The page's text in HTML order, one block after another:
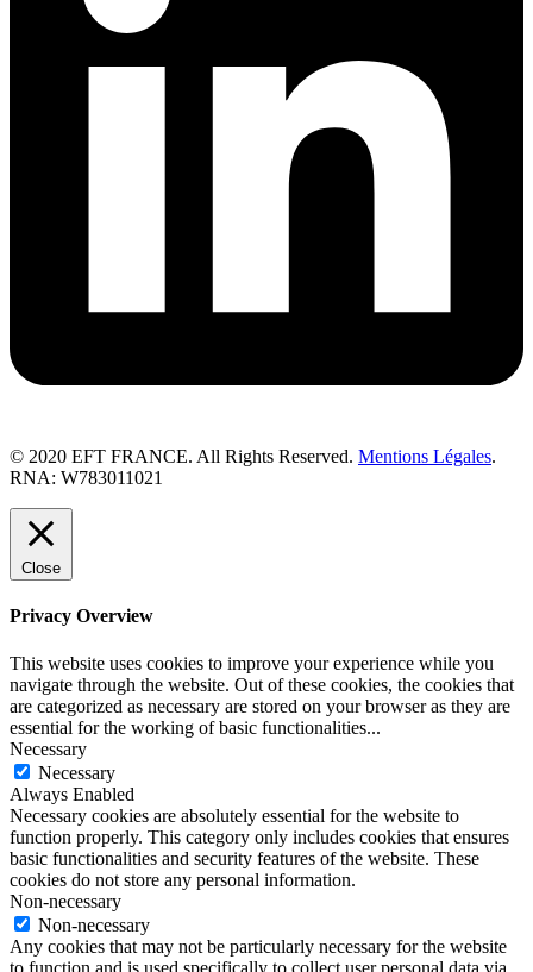
© 2020 EFT FRANCE. All Rights Reserved. Mentions Légales.
RNA: W783011021
Close
Privacy Overview
This website uses cookies to improve your experience while you
navigate through the website. Out of these cookies, the cookies that
are categorized as necessary are stored on your browser as they are
essential for the working of basic functionalities...
Necessary
Necessary
Always Enabled
Necessary cookies are absolutely essential for the website to
function properly. This category only includes cookies that ensures
basic functionalities and security features of the website. These
cookies do not store any personal information.
Non-necessary
Non-necessary
Any cookies that may not be particularly necessary for the website
to function and is used specifically to collect user personal data via